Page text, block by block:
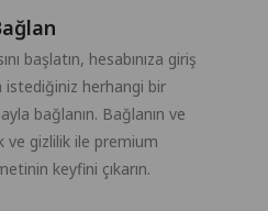
başlatın, hesabınıza giriş
istediğiniz herhangi bir
bağlanın. Bağlanın ve
ve gizlilik ile premium
keyfini çıkarın.